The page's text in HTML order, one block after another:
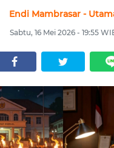
Endi Mambrasar -
Sabtu, 16 Mei 2026 - 19:55